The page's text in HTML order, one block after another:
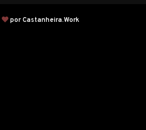
por Castanheira.Work